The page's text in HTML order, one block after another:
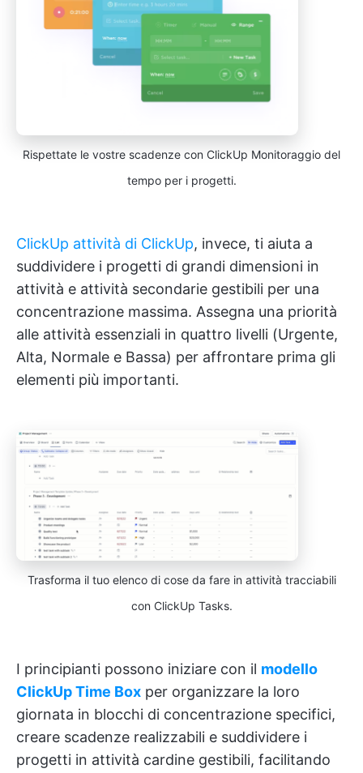
Rispettate le vostre scadenze con ClickUp Monitoraggio del
tempo per i progetti.
ClickUp attività di ClickUp, invece, ti aiuta a
suddividere i progetti di grandi dimensioni in
attività e attività secondarie gestibili per una
concentrazione massima. Assegna una priorità
alle attività essenziali in quattro livelli (Urgente,
Alta, Normale e Bassa) per affrontare prima gli
elementi più importanti.
Trasforma il tuo elenco di cose da fare in attività tracciabili
con ClickUp Tasks.
I principianti possono iniziare con il modello
ClickUp Time Box per organizzare la loro
giornata in blocchi di concentrazione specifici,
creare scadenze realizzabili e suddividere i
progetti in attività cardine gestibili, facilitando